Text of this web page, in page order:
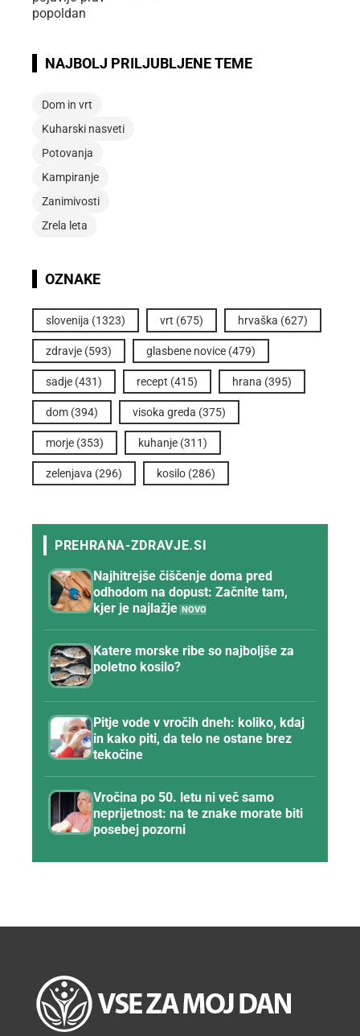
NAJBOLJ PRILJUBLJENE TEME
Dom in vrt
Kuharski nasveti
Potovanja
Kampiranje
Zanimivosti
Zrela leta
OZNAKE
slovenija (1323) vrt (675) hrvaška (627)
zdravje (593) glasbene novice (479)
sadje (431) recept (415) hrana (395)
dom (394) visoka greda (375)
morje (353) kuhanje (311)
zelenjava (296) kosilo (286)
Najhitrejše čiščenje doma pred
odhodom na dopust: Začnite tam,
kjer je najlažje
Katere morske ribe so najboljše za
poletno kosilo?
Pitje vode v vročih dneh: koliko, kdaj
in kako piti, da telo ne ostane brez
tekočine
Vročina po 50. letu ni več samo
neprijetnost: na te znake morate biti
posebej pozorni